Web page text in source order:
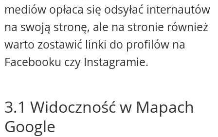
mediów opłaca się odsyłać internautów
na swoją stronę, ale na stronie również
warto zostawić linki do profilów na
Facebooku czy Instagramie.
3.1 Widoczność w Mapach
Google